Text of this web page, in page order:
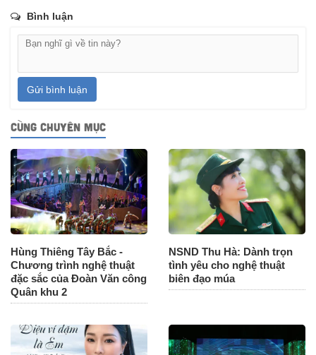
Bình luận
Gửi bình luận
CÙNG CHUYÊN MỤC
Hùng Thiêng Tây Bắc -
Chương trình nghệ thuật
đặc sắc của Đoàn Văn công
Quân khu 2
NSND Thu Hà: Dành trọn
tình yêu cho nghệ thuật
biên đạo múa